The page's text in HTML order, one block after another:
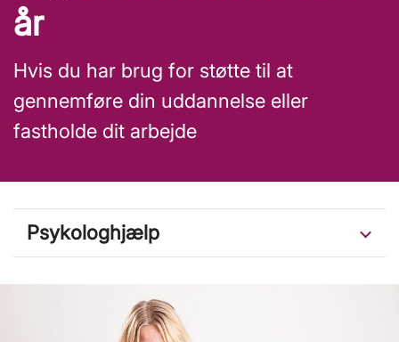
år
Hvis du har brug for støtte til at
gennemføre din uddannelse eller
fastholde dit arbejde
Psykologhjælp